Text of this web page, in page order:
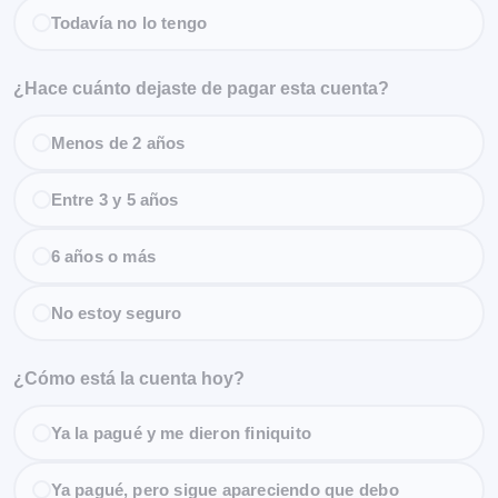
Todavía no lo tengo
¿Hace cuánto dejaste de pagar esta cuenta?
Menos de 2 años
Entre 3 y 5 años
6 años o más
No estoy seguro
¿Cómo está la cuenta hoy?
Ya la pagué y me dieron finiquito
Ya pagué, pero sigue apareciendo que debo